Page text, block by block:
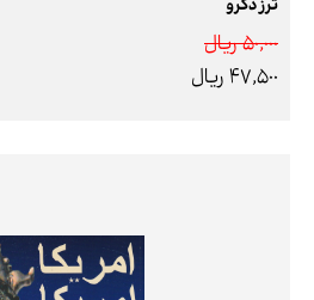
ترز دکرو
50,000 ريال
47,500 ريال